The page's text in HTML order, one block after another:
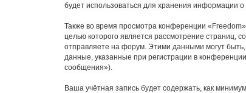
будет использоваться для хранения информации
Также во время просмотра конференции
целью которого является рассмотрение
отправляете на форум. Этими данными могут
данные, указанные при регистрации в
сообщения»).
Ваша учётная запись будет содержать, как